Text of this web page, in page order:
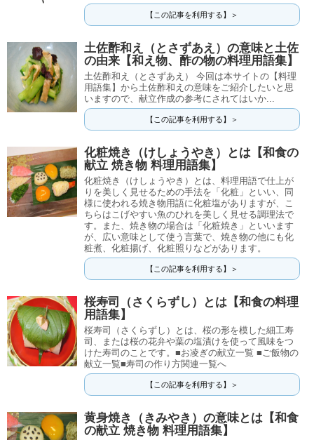
【この記事を利用する】＞
土佐酢和え（とさずあえ）の意味と土佐
の由来【和え物、酢の物の料理用語集】
土佐酢和え（とさずあえ） 今回は本サイトの【料理
用語集】から土佐酢和えの意味をご紹介したいと思
いますので、献立作成の参考にされてはいか...
【この記事を利用する】＞
化粧焼き（けしょうやき）とは【和食の
献立 焼き物 料理用語集】
化粧焼き（けしょうやき）とは、料理用語で仕上が
りを美しく見せるための手法を「化粧」といい、同
様に使われる焼き物用語に化粧塩がありますが、こ
ちらはこげやすい魚のひれを美しく見せる調理法で
す。また、焼き物の場合は「化粧焼き」といいます
が、広い意味として使う言葉で、焼き物の他にも化
粧煮、化粧揚げ、化粧照りなどがあります。
【この記事を利用する】＞
桜寿司（さくらずし）とは【和食の料理
用語集】
桜寿司（さくらずし）とは、桜の形を模した細工寿
司、または桜の花弁や葉の塩漬けを使って風味をつ
けた寿司のことです。■お凌ぎの献立一覧 ■ご飯物の
献立一覧■寿司の作り方関連一覧へ
【この記事を利用する】＞
黄身焼き（きみやき）の意味とは【和食
の献立 焼き物 料理用語集】